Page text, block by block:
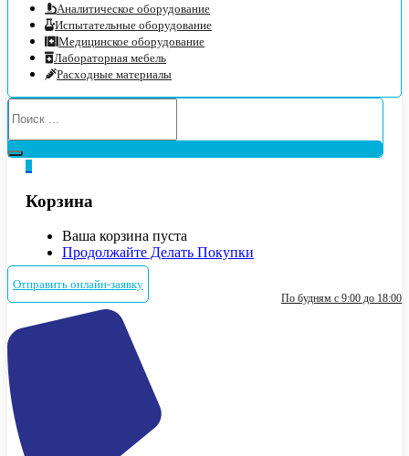
Аналитическое оборудование
Испытательные оборудование
Медицинское оборудование
Лабораторная мебель
Расходные материалы
Корзина
Ваша корзина пуста
Продолжайте Делать Покупки
Отправить онлайн-заявку
По будням с 9:00 до 18:00